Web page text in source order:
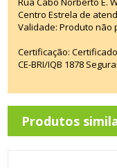
Centro Estrela de
Validade: Produto não
Certificação:
CE-BRI/IQB 1878
Produtos